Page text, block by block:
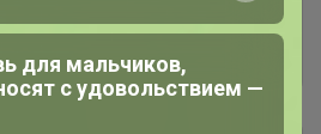
для мальчиков,
с удовольствием —